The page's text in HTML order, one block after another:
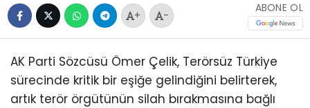
+ -
ABONE OL
AK Parti Sözcüsü Ömer Çelik, Terörsüz Türkiye
sürecinde kritik bir eşiğe gelindiğini belirterek,
artık terör örgütünün silah bırakmasına bağlı